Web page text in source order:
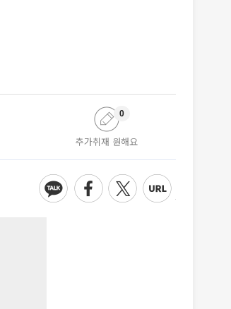
추가취재 원해요
0